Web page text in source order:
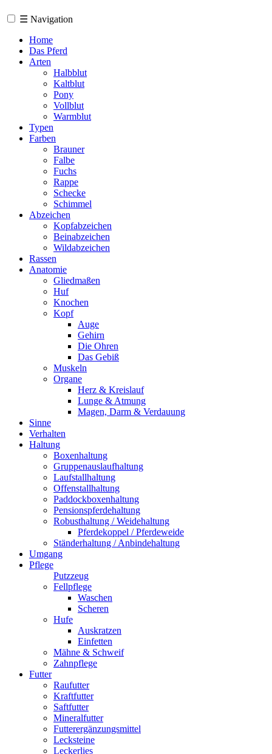
☰ Navigation
Home
Das Pferd
Arten
Halbblut
Kaltblut
Pony
Vollblut
Warmblut
Typen
Farben
Brauner
Falbe
Fuchs
Rappe
Schecke
Schimmel
Abzeichen
Kopfabzeichen
Beinabzeichen
Wildabzeichen
Rassen
Anatomie
Gliedmaßen
Huf
Knochen
Kopf
Auge
Gehirn
Die Ohren
Das Gebiß
Muskeln
Organe
Herz & Kreislauf
Lunge & Atmung
Magen, Darm & Verdauung
Sinne
Verhalten
Haltung
Boxenhaltung
Gruppenauslaufhaltung
Laufstallhaltung
Offenstallhaltung
Paddockboxenhaltung
Pensionspferdehaltung
Robusthaltung / Weidehaltung
Pferdekoppel / Pferdeweide
Ständerhaltung / Anbindehaltung
Umgang
Pflege
Putzzeug
Fellpflege
Waschen
Scheren
Hufe
Auskratzen
Einfetten
Mähne & Schweif
Zahnpflege
Futter
Raufutter
Kraftfutter
Saftfutter
Mineralfutter
Futterergänzungsmittel
Lecksteine
Leckerlies